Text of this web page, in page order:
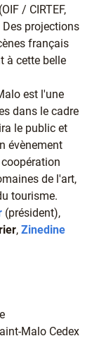
/ CIRTEF,
Des projections
français
à cette belle
est l'une
dans le cadre
le public et
évènement
de l'art,
tourisme.
(président),
, Zinedine
Malo Cedex